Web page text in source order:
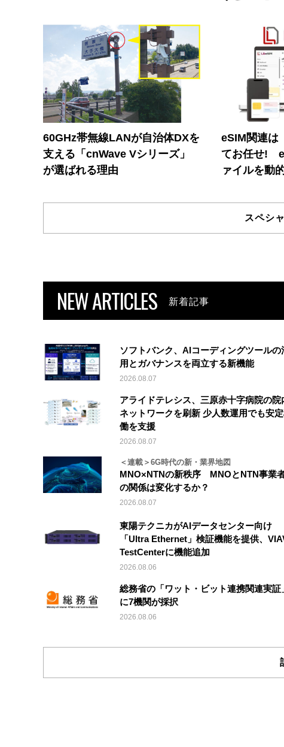
60GHz帯無線LANが自治体DXを
支える「cnWave Vシリーズ」
が選ばれる理由
eSIM関連は
てお任せ!
ァイルを動
スペシ
NEW ARTICLES 新着記事
ソフトバンク、AIコーディングツールの
用とガバナンスを両立する新機能
2026.08.07
アライドテレシス、三原赤十字病院の院
ネットワークを刷新 少人数運用でも安
働を支援
2026.08.07
＜連載＞6G時代の新・業界地図
MNO×NTNの新秩序 MNOとNTN事業
の関係は変化するか？
2026.08.07
東陽テクニカがAIデータセンター向け
「Ultra Ethernet」検証機能を提供、
TestCenterに機能追加
2026.08.06
総務省の「ワット・ビット連携関連実証
に7機関が採択
2026.08.06